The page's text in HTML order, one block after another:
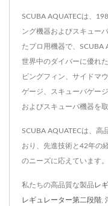
SCUBA AQUATECは、
ング機器およびスキュー
たプロ用機器で、SCUBA
世界中のダイバーに優れ
ビングフィン、サイドマ
ゲージ、スキューバゲー
およびスキューバ機器を
SCUBA AQUATECは、高
おり、先進技術と42年の
のニーズに応えています。
私たちの高品質な製品 レ
レギュレーター第二段階